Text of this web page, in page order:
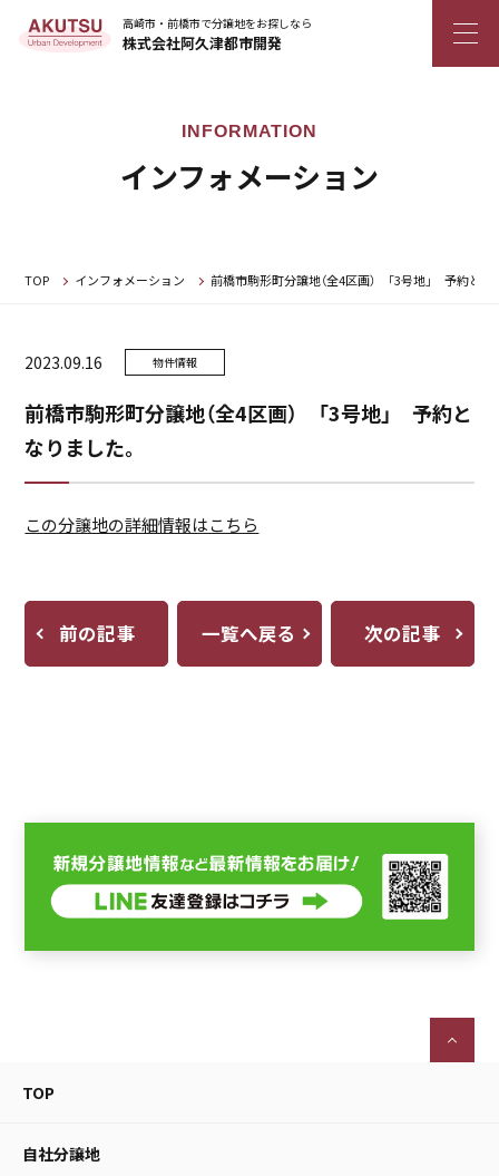
高崎市・前橋市で分譲地をお探しなら
株式会社阿久津都市開発
インフォメーション
TOP インフォメーション 前橋市駒形町分譲地（全4区画） 「3号地」 予約と
2023.09.16 物件情報
前橋市駒形町分譲地（全4区画） 「3号地」 予約と
なりました。
この分譲地の詳細情報はこちら
前の記事 一覧へ戻る 次の記事
TOP
自社分譲地